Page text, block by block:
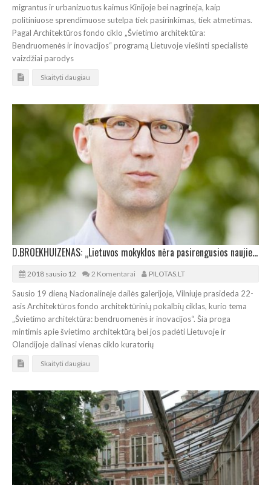
migrantus ir urbanizuotus kaimus Kinijoje bei nagrinėja, kaip
politiniuose sprendimuose sutelpa tiek pasirinkimas, tiek atmetimas.
Pagal Architektūros fondo ciklo „Švietimo architektūra:
Bendruomenės ir inovacijos“ programą Lietuvoje viešinti specialistė
vaizdžiai parodys
Skaityti daugiau
D.BROEKHUIZENAS: „Lietuvos mokyklos nėra pasirengusios naujiems švietimo iššūkiams“
2018 sausio 12 2 Komentarai PILOTAS.LT
Sausio 19 dieną Nacionalinėje dailės galerijoje, Vilniuje prasideda 22-
asis Architektūros fondo architektūrinių pokalbių ciklas, kurio tema
„Švietimo architektūra: bendruomenės ir inovacijos“. Šia proga
mintimis apie švietimo architektūrą bei jos padėti Lietuvoje ir
Olandijoje dalinasi vienas ciklo kuratorių
Skaityti daugiau